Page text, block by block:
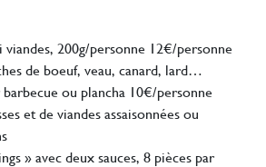
viandes, 200g/personne 12€/personne
de boeuf, veau, canard, lard…
ou plancha 10€/personne
et de viandes assaisonnées ou
» avec deux sauces, 8 pièces par